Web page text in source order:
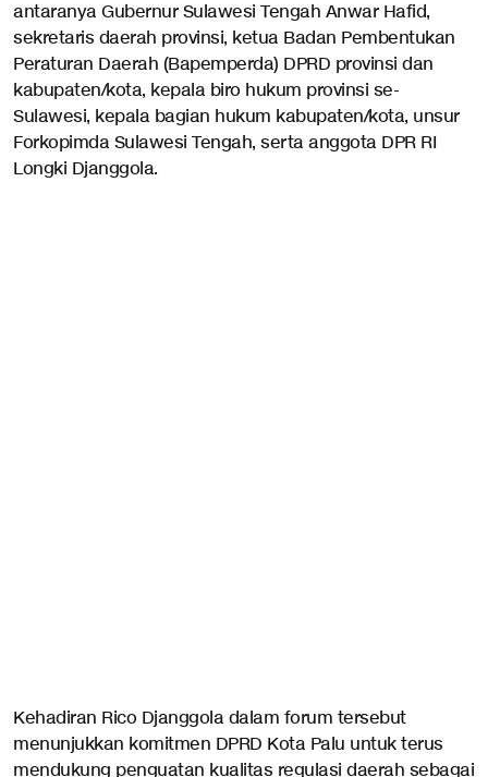
antaranya Gubernur Sulawesi Tengah Anwar Hafid,
sekretaris daerah provinsi, ketua Badan Pembentukan
Peraturan Daerah (Bapemperda) DPRD provinsi dan
kabupaten/kota, kepala biro hukum provinsi se-
Sulawesi, kepala bagian hukum kabupaten/kota, unsur
Forkopimda Sulawesi Tengah, serta anggota DPR RI
Longki Djanggola.
Kehadiran Rico Djanggola dalam forum tersebut
menunjukkan komitmen DPRD Kota Palu untuk terus
mendukung penguatan kualitas regulasi daerah sebagai